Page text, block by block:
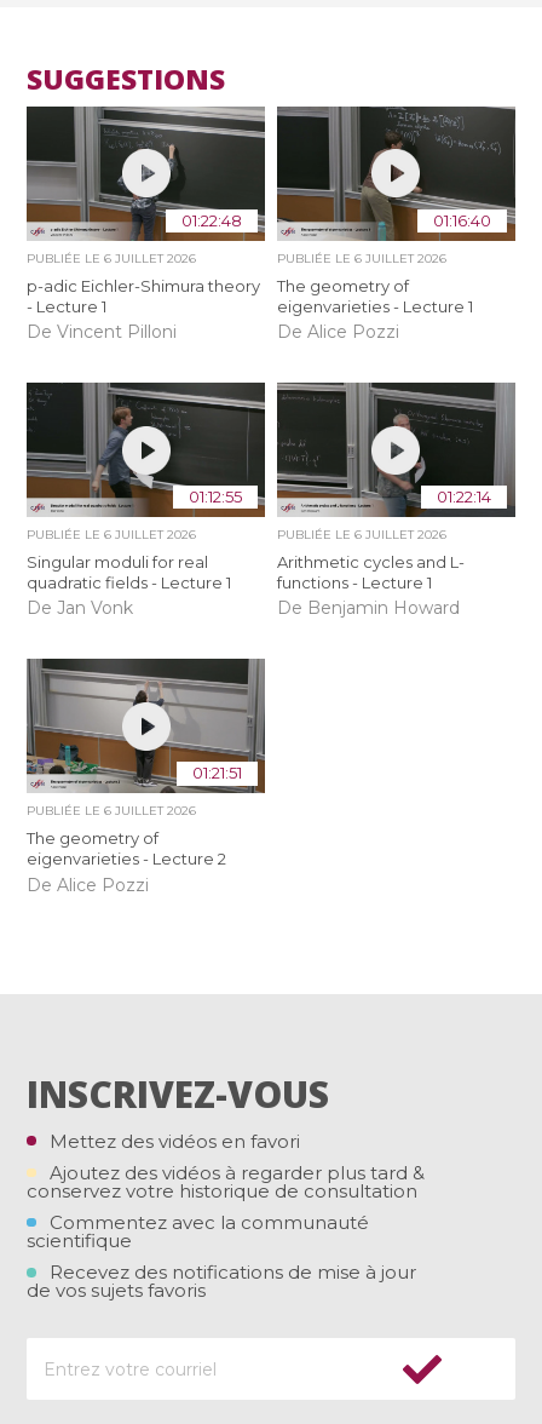
SUGGESTIONS
01:22:48
PUBLIÉE LE6 JUILLET 2026
p-adic Eichler-Shimura theory
- Lecture 1
De Vincent Pilloni
01:16:40
PUBLIÉE LE 6 JUILLET 2026
The geometry of
eigenvarieties - Lecture 1
De Alice Pozzi
01:12:55
PUBLIÉE LE6 JUILLET 2026
Singular moduli for real
quadratic fields - Lecture 1
De Jan Vonk
01:22:14
PUBLIÉE LE 6 JUILLET 2026
Arithmetic cycles and L-
functions - Lecture 1
De Benjamin Howard
01:21:51
PUBLIÉE LE6 JUILLET 2026
The geometry of
eigenvarieties - Lecture 2
De Alice Pozzi
INSCRIVEZ-VOUS
Mettez des vidéos en favori
Ajoutez des vidéos à regarder plus tard &
conservez votre historique de consultation
Commentez avec la communauté
scientifique
Recevez des notifications de mise à jour
de vos sujets favoris